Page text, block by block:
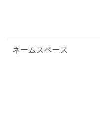
ネームスペース